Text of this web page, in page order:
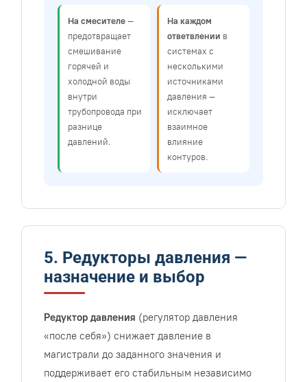
На смесителе—
предотвращает
смешивание
горячей и
холодной воды
внутри
трубопровода при
разнице
давлений.
На каждом
ответвлении в
системах с
несколькими
источниками
давления —
исключает
взаимное
влияние
контуров.
5. Редукторы давления —
назначение и выбор
Редуктор давления (регулятор давления
«после себя») снижает давление в
магистрали до заданного значения и
поддерживает его стабильным независимо